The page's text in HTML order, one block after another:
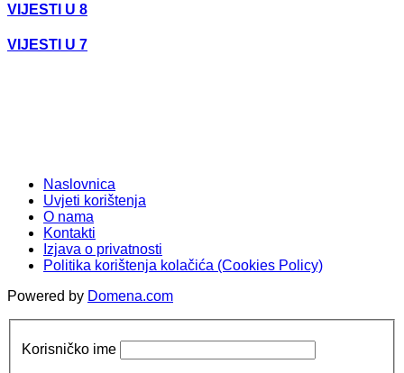
VIJESTI U 8
VIJESTI U 7
Naslovnica
Uvjeti korištenja
O nama
Kontakti
Izjava o privatnosti
Politika korištenja kolačića (Cookies Policy)
Powered by Domena.com
Korisničko ime